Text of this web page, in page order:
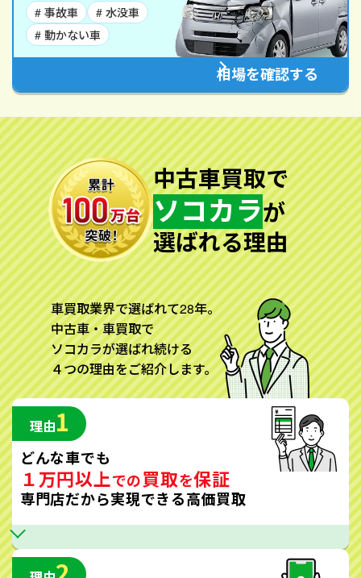
# 事故車
# 水没車
# 動かない車
相場を確認する
中古車買取で
ソコカラが
選ばれる理由
車買取業界で選ばれて28年。
中古車・車買取で
ソコカラが選ばれ続ける
４つの理由をご紹介します。
理由1
どんな車でも
１万円以上での買取を保証
専門店だから実現できる高価買取